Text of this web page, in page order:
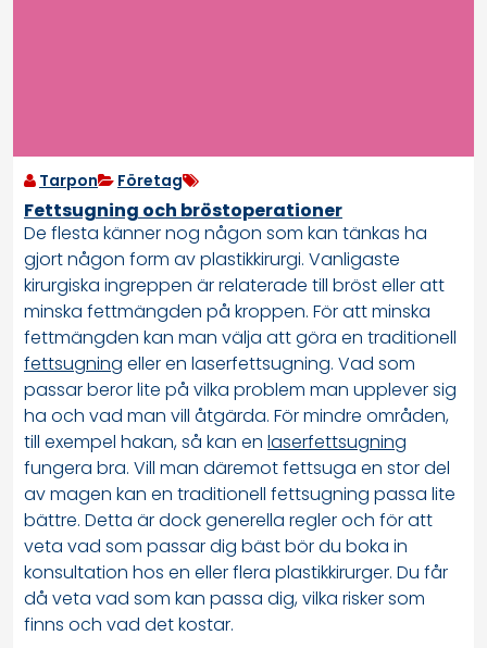
Tarpon Företag
Fettsugning och bröstoperationer
De flesta känner nog någon som kan tänkas ha
gjort någon form av plastikkirurgi. Vanligaste
kirurgiska ingreppen är relaterade till bröst eller att
minska fettmängden på kroppen. För att minska
fettmängden kan man välja att göra en traditionell
fettsugning eller en laserfettsugning. Vad som
passar beror lite på vilka problem man upplever sig
ha och vad man vill åtgärda. För mindre områden,
till exempel hakan, så kan en laserfettsugning
fungera bra. Vill man däremot fettsuga en stor del
av magen kan en traditionell fettsugning passa lite
bättre. Detta är dock generella regler och för att
veta vad som passar dig bäst bör du boka in
konsultation hos en eller flera plastikkirurger. Du får
då veta vad som kan passa dig, vilka risker som
finns och vad det kostar.